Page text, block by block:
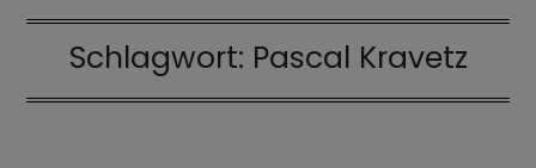
Schlagwort: Pascal Kravetz